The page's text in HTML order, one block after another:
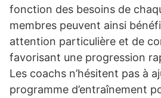
fonction des besoins de
membres peuvent ainsi
attention particulière et de
favorisant une progression
Les coachs n’hésitent pas à
programme d’entraînement